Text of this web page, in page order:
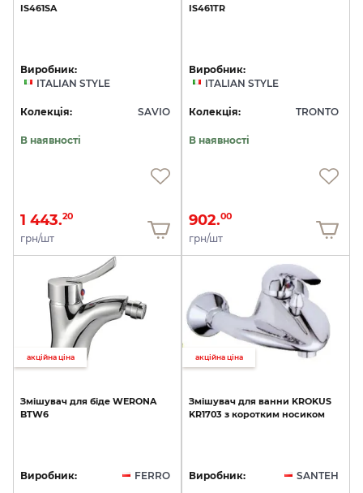
IS461SA
Виробник:
ITALIAN STYLE
Колекція: SAVIO
В наявності
1 443.20
грн/шт
IS461TR
Виробник:
ITALIAN STYLE
Колекція: TRONTO
В наявності
902.00
грн/шт
акційна ціна
Змішувач для біде WERONA
BTW6
Виробник: FERRO
акційна ціна
Змішувач для ванни KROKUS
KR1703 з коротким носиком
Виробник: SANTEH